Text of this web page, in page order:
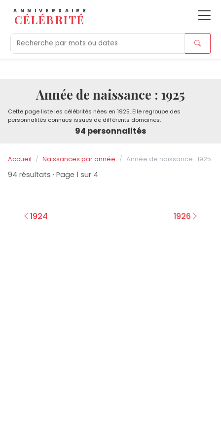
ANNIVERSAIRE
CÉLÉBRITÉ
Aujourd'hui Tendances Morts
Année de naissance : 1925
Cette page liste les célébrités nées en 1925. Elle regroupe des
personnalités connues issues de différents domaines.
94 personnalités
Accueil Naissances par année Année de naissance : 1925
94 résultats · Page 1 sur 4
1924 1926